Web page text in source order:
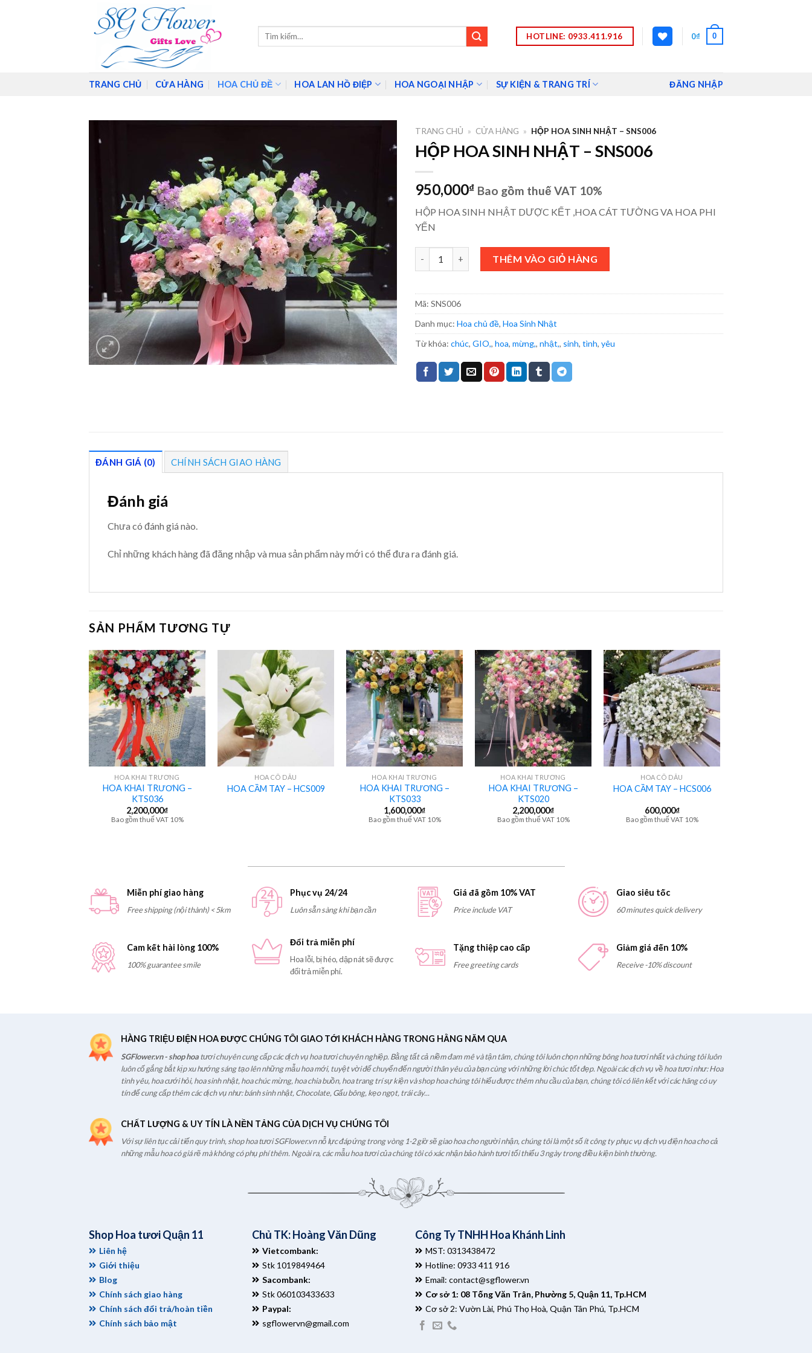
Tìm
HOTLINE: 0933.411.916 0₫ 0
TRANG CHỦ CỬA HÀNG HOA CHỦ ĐỀ HOA LAN HỒ ĐIỆP HOA NGOẠI NHẬP SỰ KIỆN & TRANG TRÍ ĐĂNG NHẬP
TRANG CHỦ » CỬA HÀNG » HỘP HOA SINH NHẬT – SNS006
HỘP HOA SINH NHẬT – SNS006
950,000₫ Bao gồm thuế VAT 10%
HỘP HOA SINH NHẬT DƯỢC KẾT ,HOA CÁT TƯỜNG VA HOA PHI
YẾN
HỘP HOA SINH NHẬT - SNS006 số lượng
THÊM VÀO GIỎ HÀNG
Mã: SNS006
Danh mục: Hoa chủ đề, Hoa Sinh Nhật
Từ khóa: chúc, GIO,, hoa, mừng,, nhật,, sinh, tình, yêu
ĐÁNH GIÁ (0) CHÍNH SÁCH GIAO HÀNG
Đánh giá
Chưa có đánh giá nào.
Chỉ những khách hàng đã đăng nhập và mua sản phẩm này mới có thể đưa ra đánh giá.
SẢN PHẨM TƯƠNG TỰ
+
HOA KHAI TRƯƠNG
HOA KHAI TRƯƠNG –
KTS036
2,200,000₫
Bao gồm thuế VAT 10%
+
HOA CÔ DÂU
HOA CẦM TAY – HCS009
+
HOA KHAI TRƯƠNG
HOA KHAI TRƯƠNG –
KTS033
1,600,000₫
Bao gồm thuế VAT 10%
+
HOA KHAI TRƯƠNG
HOA KHAI TRƯƠNG –
KTS020
2,200,000₫
Bao gồm thuế VAT 10%
HOA CÔ DÂU
HOA CẦM TAY – HCS006
600,000₫
Bao gồm thuế VAT 10%
Miễn phí giao hàng
Free shipping (nội thành) < 5km
Phục vụ 24/24
Luôn sẵn sàng khi bạn cần
Giá đã gồm 10% VAT
Price include VAT
Giao siêu tốc
60 minutes quick delivery
Cam kết hài lòng 100%
100% guarantee smile
Đổi trả miễn phí
Hoa lỗi, bị héo, dập nát sẽ được
đổi trả miễn phí.
Tặng thiệp cao cấp
Free greeting cards
Giảm giá đến 10%
Receive -10% discount
HÀNG TRIỆU ĐIỆN HOA ĐƯỢC CHÚNG TÔI GIAO TỚI KHÁCH HÀNG TRONG HẰNG NĂM QUA
SGFlower.vn - shop hoatươi chuyên cung cấp các dịch vụ hoa tươi chuyên nghiệp. Bằng tất cả niềm đam mê và tận tâm, chúng tôi luôn chọn những bông hoa tươi nhất và chúng tôi luôn
luôn cố gắng bắt kịp xu hướng sáng tạo lên những mẫu hoa mới, tuyệt vời để chuyển đến người thân yêu của bạn cùng với những lời chúc tốt đẹp. Ngoài các dịch vụ về hoa tươi như: Hoa
tình yêu, hoa cưới hỏi, hoa sinh nhật, hoa chúc mừng, hoa chia buồn, hoa trang trí sự kiện và shop hoa chúng tôi hiểu được thêm nhu cầu của bạn, chúng tôi có liên kết với các hãng có uy
tín để cung cấp thêm các dịch vụ như: bánh sinh nhật, Chocolate, Gấu bông, kẹo ngọt, trái cây...
CHẤT LƯỢNG & UY TÍN LÀ NỀN TẢNG CỦA DỊCH VỤ CHÚNG TÔI
Với sự liên tục cải tiến quy trình, shop hoa tươi SGFlower.vn nỗ lực đáp ứng trong vòng 1-2 giờ sẽ giao hoa cho người nhận, chúng tôi là một số ít công ty phục vụ dịch vụ điện hoa cho cả
những mẫu hoa có giá rẽ mà không có phụ phí thêm. Ngoài ra, các mẫu hoa tươi của chúng tôi có xác nhận bảo hành tươi tối thiểu 3 ngày trong điều kiện bình thường.
Shop Hoa tươi Quận 11
Liên hệ
Giới thiệu
Blog
Chính sách giao hàng
Chính sách đổi trả/hoàn tiền
Chính sách bảo mật
Chủ TK: Hoàng Văn Dũng
Vietcombank:
Stk 1019849464
Sacombank:
Stk 060103433633
Paypal:
sgflowervn@gmail.com
Công Ty TNHH Hoa Khánh Linh
MST: 0313438472
Hotline: 0933 411 916
Email: contact@sgflower.vn
Cơ sở 1: 08 Tống Văn Trân, Phường 5, Quận 11, Tp.HCM
Cơ sở 2: Vườn Lài, Phú Thọ Hoà, Quận Tân Phú, Tp.HCM